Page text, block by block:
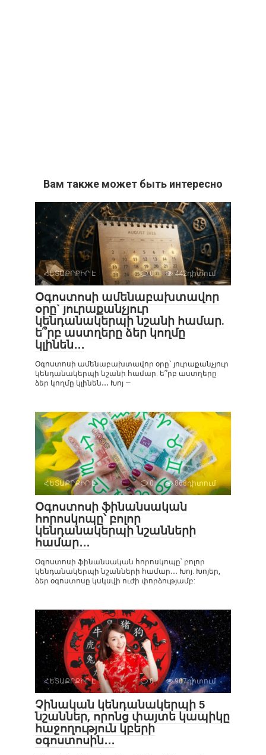
Вам также может быть интересно
ՀԵՏԱՔՐՔԻՐ Է 0 442դիտում
Օգոստոսի ամենաբախտավոր
օրը` յուրաքանչյուր
կենդանակերպի նշանի համար.
ե՞րբ աստղերը ձեր կողմը
կլինեն․․․
Օգոստոսի ամենաբախտավոր օրը` յուրաքանչյուր
կենդանակերպի նշանի համար. ե՞րբ աստղերը
ձեր կողմը կլինեն․․․ Խոյ —
ՀԵՏԱՔՐՔԻՐ Է 0 868դիտում
Օգոստոսի ֆինանսական
հորոսկոպը՝ բոլոր
կենդանակերպի նշանների
համար․․․
Օգոստոսի ֆինանսական հորոսկոպը՝ բոլոր
կենդանակերպի նշանների համար․․․ Խոյ. Խոյեր,
ձեր օգոստոսը կսկսվի ուժի փորձությամբ:
ՀԵՏԱՔՐՔԻՐ Է 0 907դիտում
Չինական կենդանակերպի 5
նշաններ, որոնց փայտե կապիկը
հաջողություն կբերի
օգոստոսին․․․